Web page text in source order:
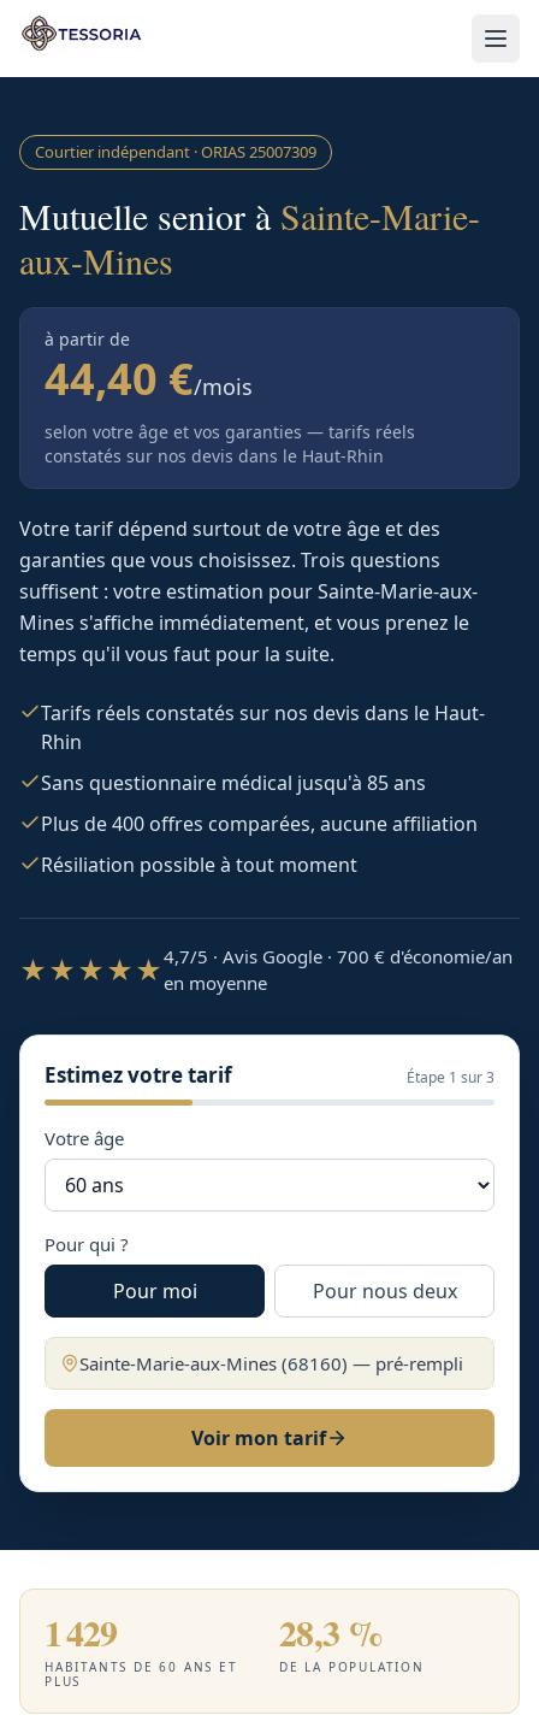
Aller au contenu principal
Courtier indépendant · ORIAS25007309
Mutuelle senior à Sainte-Marie-
aux-Mines
à partir de
44,40 €/mois
selon votre âge et vos garanties — tarifs réels
constatés sur nos devis dans le Haut-Rhin
Votre tarif dépend surtout de votre âge et des
garanties que vous choisissez. Trois questions
suffisent : votre estimation pourSainte-Marie-aux-
Mines s'affiche immédiatement, et vous prenez le
temps qu'il vous faut pour la suite.
Tarifs réels constatés sur nos devis dans le Haut-
Rhin
Sans questionnaire médical jusqu'à 85 ans
Plus de 400 offres comparées, aucune affiliation
Résiliation possible à tout moment
★★★★★4,7/5 · Avis Google · 700 € d'économie/an
en moyenne
Estimez votre tarif Étape 1 sur 3
Votre âge
Pour qui ?
Pour moi Pour nous deux
Sainte-Marie-aux-Mines (68160) — pré-rempli
Voir mon tarif
1 429
HABITANTS DE 60 ANS ET
PLUS
28,3 %
DE LA POPULATION